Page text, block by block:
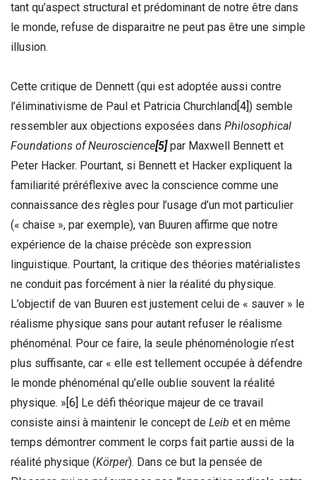
tant qu’aspect structural et prédominant de notre être dans
le monde, refuse de disparaitre ne peut pas être une simple
illusion.
Cette critique de Dennett (qui est adoptée aussi contre
l’éliminativisme de Paul et Patricia Churchland[4]) semble
ressembler aux objections exposées dans Philosophical
Foundations of Neuroscience[5]par Maxwell Bennett et
Peter Hacker. Pourtant, si Bennett et Hacker expliquent la
familiarité préréflexive avec la conscience comme une
connaissance des règles pour l’usage d’un mot particulier
(« chaise », par exemple), van Buuren affirme que notre
expérience de la chaise précède son expression
linguistique. Pourtant, la critique des théories matérialistes
ne conduit pas forcément à nier la réalité du physique.
L’objectif de van Buuren est justement celui de « sauver » le
réalisme physique sans pour autant refuser le réalisme
phénoménal. Pour ce faire, la seule phénoménologie n’est
plus suffisante, car « elle est tellement occupée à défendre
le monde phénoménal qu’elle oublie souvent la réalité
physique. »[6] Le défi théorique majeur de ce travail
consiste ainsi à maintenir le concept de Leib et en même
temps démontrer comment le corps fait partie aussi de la
réalité physique (Körper). Dans ce but la pensée de